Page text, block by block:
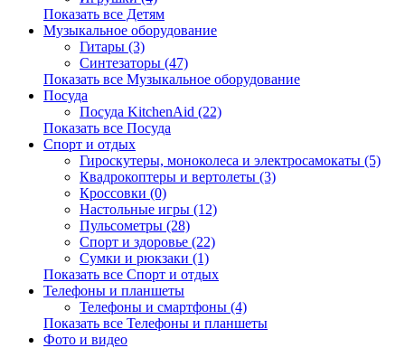
Показать все Детям
Музыкальное оборудование
Гитары (3)
Синтезаторы (47)
Показать все Музыкальное оборудование
Посуда
Посуда KitchenAid (22)
Показать все Посуда
Спорт и отдых
Гироскутеры, моноколеса и электросамокаты (5)
Квадрокоптеры и вертолеты (3)
Кроссовки (0)
Настольные игры (12)
Пульсометры (28)
Спорт и здоровье (22)
Сумки и рюкзаки (1)
Показать все Спорт и отдых
Телефоны и планшеты
Телефоны и смартфоны (4)
Показать все Телефоны и планшеты
Фото и видео